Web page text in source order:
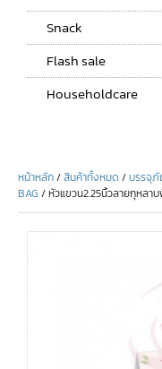
Snack
Flash sale
Householdcare
หน้าหลัก/สินค้าทั้งหมด /บรรจุ
BAG / หัวแขวน2.25นิ้วลายกุหลา